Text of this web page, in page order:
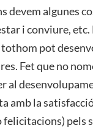
devem algunes
i conviure,
pot
Fet que no
al
amb la
pels